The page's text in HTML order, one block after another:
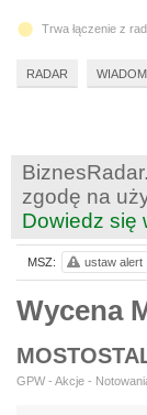
zgodę na
Dowiedz się
Wycena
GPW - Akcje -
MSZ: ustaw alert
359
Trwa łączenie z
RADAR